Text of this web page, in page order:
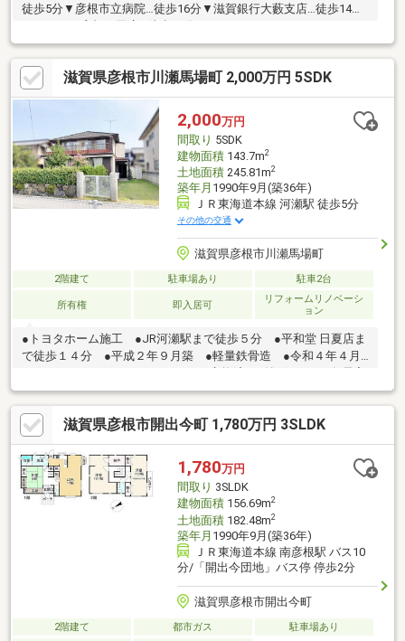
徒歩5分▼彦根市立病院…徒歩16分▼滋賀銀行大藪支店…徒歩14分
滋賀県彦根市川瀬馬場町 2,000万円 5SDK
2,000万円
間取り 5SDK
建物面積143.7m2
土地面積245.81m2
築年月 1990年9月(築36年)
ＪＲ東海道本線 河瀬駅 徒歩5分
その他の交通
滋賀県彦根市川瀬馬場町
2階建て 駐車場あり 駐車2台
所有権 即入居可
リフォームリノベーシ
ョン
●トヨタホーム施工 ●JR河瀬駅まで徒歩５分 ●平和堂 日夏店ま
で徒歩１４分 ●平成２年９月築 ●軽量鉄骨造 ●令和４年４月
６帖以上 ●各居室に収納あり ●愛のりタクシーかわせを利用すれ
ば市立病院、彦根中央病院、友仁山崎病院へ乗り換えなしで行け
ます（要予約） 例）市立病院 バス乗車２５分「河瀬駅東口」
バス停徒歩５分■駐車２台可能（駐車台数は車種による。）■設
備：公営水道、汚水-本下水、雑排水-本下水、個別ＰＧ
滋賀県彦根市開出今町 1,780万円 3SLDK
1,780万円
間取り 3SLDK
建物面積156.69m2
土地面積182.48m2
築年月 1990年9月(築36年)
ＪＲ東海道本線 南彦根駅 バス10
分/「開出今団地」バス停 停歩2分
滋賀県彦根市開出今町
2階建て 都市ガス
駐車場あり